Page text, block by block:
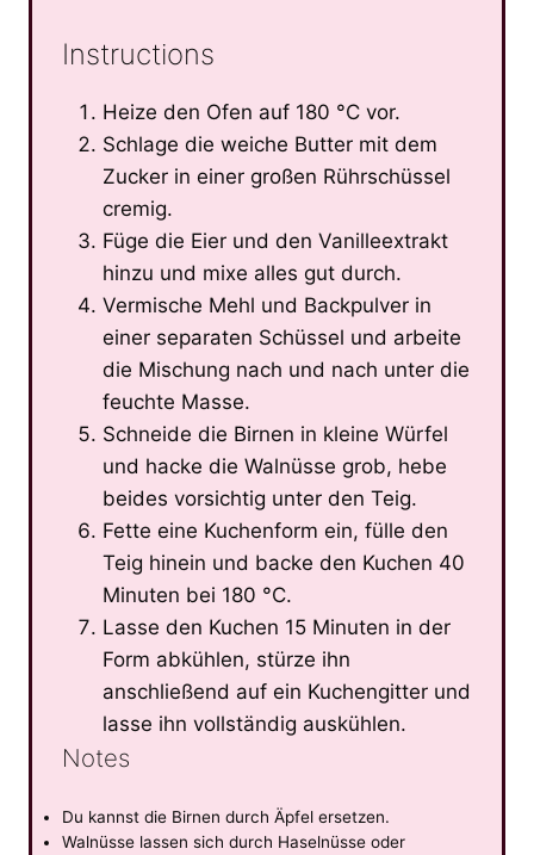
Instructions
Heize den Ofen auf 180 °C vor.
Schlage die weiche Butter mit dem
Zucker in einer großen Rührschüssel
cremig.
Füge die Eier und den Vanilleextrakt
hinzu und mixe alles gut durch.
Vermische Mehl und Backpulver in
einer separaten Schüssel und arbeite
die Mischung nach und nach unter die
feuchte Masse.
Schneide die Birnen in kleine Würfel
und hacke die Walnüsse grob, hebe
beides vorsichtig unter den Teig.
Fette eine Kuchenform ein, fülle den
Teig hinein und backe den Kuchen 40
Minuten bei 180 °C.
Lasse den Kuchen 15 Minuten in der
Form abkühlen, stürze ihn
anschließend auf ein Kuchengitter und
lasse ihn vollständig auskühlen.
Notes
Du kannst die Birnen durch Äpfel ersetzen.
Walnüsse lassen sich durch Haselnüsse oder